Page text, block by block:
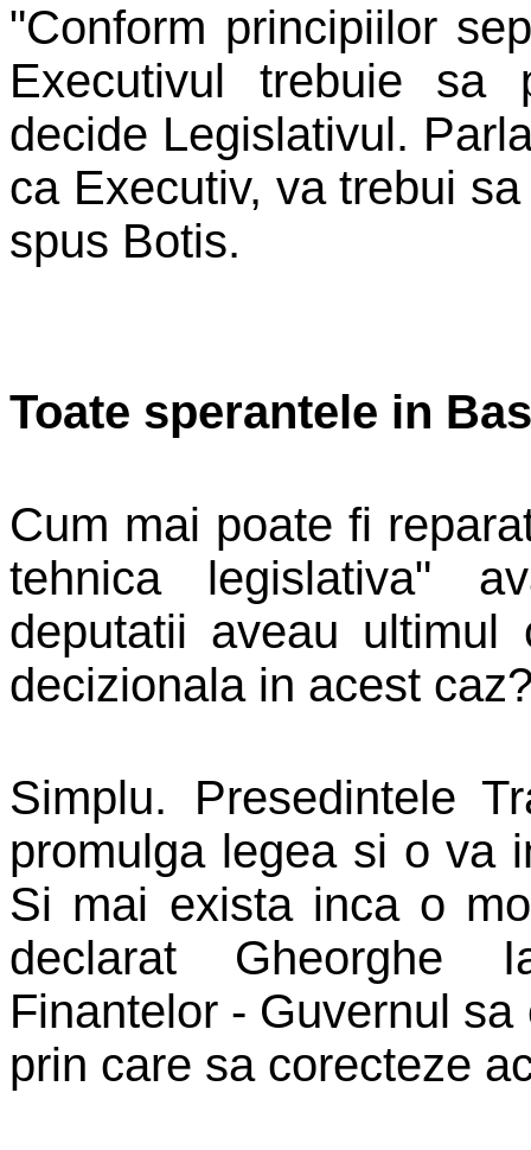
"Conform principiilor
Executivul trebuie sa
decide Legislativul.
ca Executiv, va trebui
spus Botis.
Toate sperantele in
Cum mai poate fi
tehnica legislativa"
deputatii aveau ultimul
decizionala in acest
Simplu. Presedintele
promulga legea si o va
Si mai exista inca o
declarat Gheorghe
Finantelor - Guvernul
prin care sa corecteze